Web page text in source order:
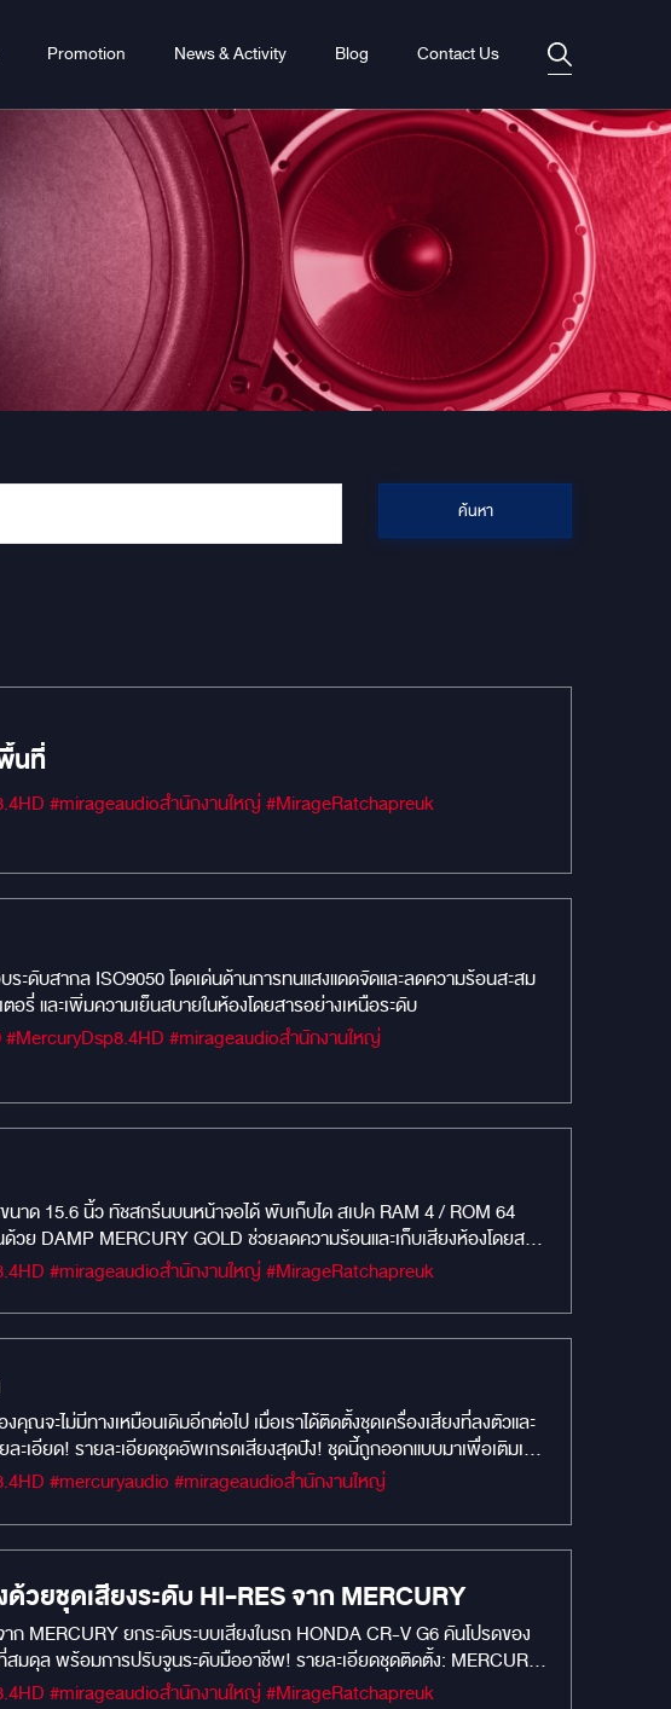
Promotion News & Activity Blog Contact Us
ค้นหา
นที่
#MIRAGEM1 #Car Audio #เครื่องเสียงรถยนต์ #MIRAGEAUDIO #MercuryDsp8.4HD #mirageaudioสำนักงานใหญ่ #MirageRatchapreuk
และเพิ่มความเย็นสบายในห้องโดยสารอย่างเหนือระดับ
DAMP MERCURY GOLD ช่วยลดความร้อนและเก็บเสียงห้องโดยสาร
HD SUBBOX ที่มี PROCESSOR ในตัว ใช้ระบบคอมจูนเสียงปรับแต่ง
magnet : 90x40x15mm (15 OZ) Neodymium magnet Frequency
: 86dB/w/m Impedance : 4 Rated Power : 30W Max.power :
Rubber Surround 1" voice coil ลำโพงคู่หลัง MERCURY CE-
surround edge 1.0 inch (25.5mm) ASV Voice coil Magnet Side :
Response : 60-25000Hz Crossover network unit
สิ่งมหัศจรรย์ยอดนิยม ในรถ BENZ VITO อันดับที่ จอ
บบคอมจูนเสียงปรับแต่ง ติดตั้งซ่อนใต้เบาะไม่เปลืองเนื้อที่ ลำโพงคู่หน้า
Hz to 22 kHz Sensitivity : 90 DB Impedence : 4 Ohm Rated
magnet Frequency Response : 68-22000Hz Crossover
: 30W Max.power : 120W Aluminum Casing Silk Dome
ลำโพงคู่หลัง MERCURY CE-165 2-Ways Component Speaker
ASV Voice coil Magnet Side : 80x32x15mm (11.2oz) 38mm. Slik
network unit :7Khz,3dB/OCT Sensitivity : 89dB/w/m
#MIRAGEM1 #Car Audio #เครื่องเสียงรถยนต์ #MIRAGEAUDIO #MercuryDsp8.4HD #mirageaudioสำนักงานใหญ่ #MirageRatchapreuk
จะไม่มีทางเหมือนเดิมอีกต่อไป เมื่อเราได้ติดตั้งชุดเครื่องเสียงที่ลงตัวและ
เอียด! รายละเอียดชุดอัพเกรดเสียงสุดปัง! ชุดนี้ถูกออกแบบมาเพื่อเติมเต็ม
MERCURY CE-165 (คู่หน้า) ชุดลำโพงแกนร่วม MERCURY C60 (คู่หลัง
#MIRAGEM1 #Car Audio #เครื่องเสียงรถยนต์ #MIRAGEAUDIO #MercuryDsp8.4HD #mercuryaudio #mirageaudioสำนักงานใหญ่
วยชุดเสียงระดับ HI-RES จาก MERCURY
MERCURY ยกระดับระบบเสียงในรถ HONDA CR-V G6 คันโปรดของ
มดุล พร้อมการปรับจูนระดับมืออาชีพ! รายละเอียดชุดติดตั้ง: MERCURY
จริง MERCURY C60 (คู่หลัง): ลำโพงแกนร่วมที่ช่วยเสริมสร้าง
#MIRAGEM1 #Car Audio #เครื่องเสียงรถยนต์ #MIRAGEAUDIO #MercuryDsp8.4HD #mirageaudioสำนักงานใหญ่ #MirageRatchapreuk